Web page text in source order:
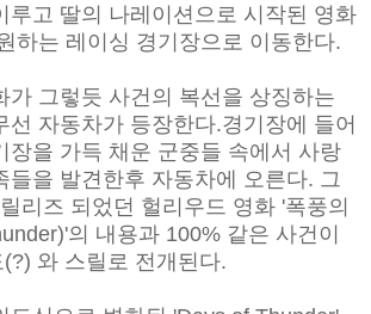
루고 딸의 나레이션으로 시작된 영화
하는 레이싱 경기장으로 이동한다.
가 그렇듯 사건의 복선을 상징하는
선 자동차가 등장한다.경기장에 들어
장을 가득 채운 군중들 속에서 사랑
들을 발견한후 자동차에 오른다. 그
리즈 되었던 헐리우드 영화 '폭풍의
의 내용과 100% 같은 사건이
와 스릴로 전개된다.